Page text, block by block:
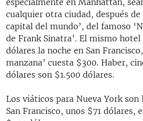
cualquier otra ciudad, después
capital del mundo’, del famoso
de Frank Sinatra’. El mismo hotel
dólares la noche en San
manzana’ cuesta $300. Haber,
dólares son $1.500 dólares.
Los viáticos para Nueva York son
San Francisco, unos $71 dólares,